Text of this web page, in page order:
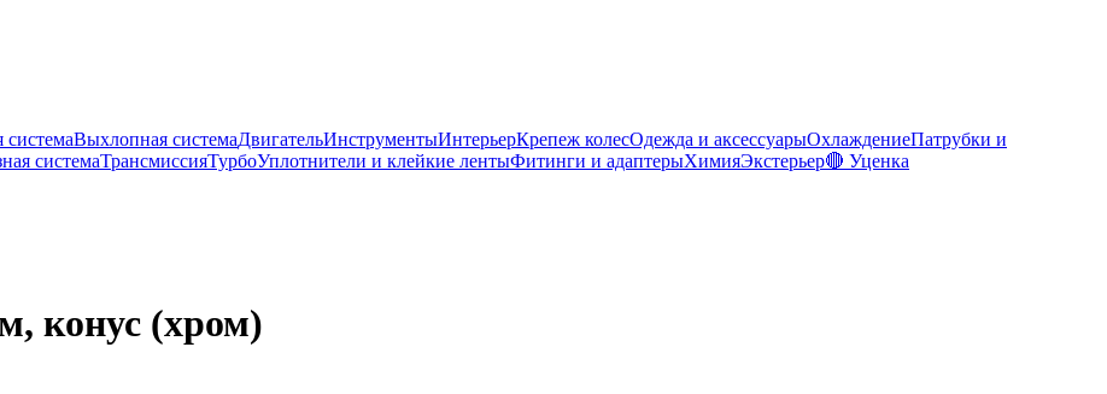
системаВыхлопная системаДвигательИнструментыИнтерьерКрепеж колесОдежда и аксессуарыОхлаждениеПатрубки и
системаТрансмиссияТурбоУплотнители и клейкие лентыФитинги и адаптерыХимияЭкстерьер🔴 Уценка
конус (хром)